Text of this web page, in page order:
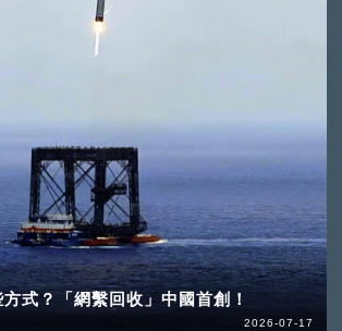
式？「網繫回收」中國首創！
2026-07-17